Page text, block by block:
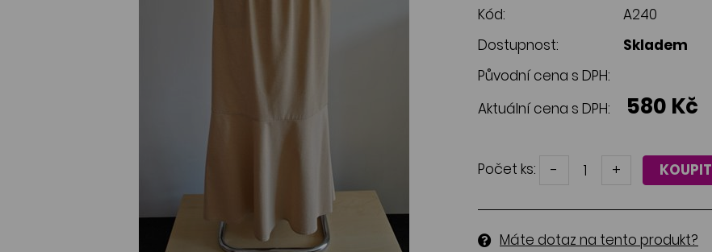
Kód:
A240
Dostupnost:
Skladem
Původní cena s DPH:
Aktuální cena s DPH:
580 Kč
Počet ks: - + KOUPIT
Máte dotaz na tento produkt?